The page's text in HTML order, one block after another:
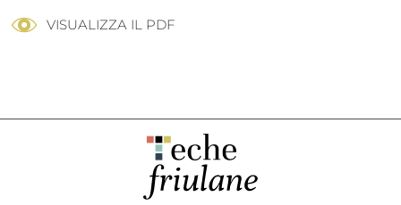
VISUALIZZA IL PDF